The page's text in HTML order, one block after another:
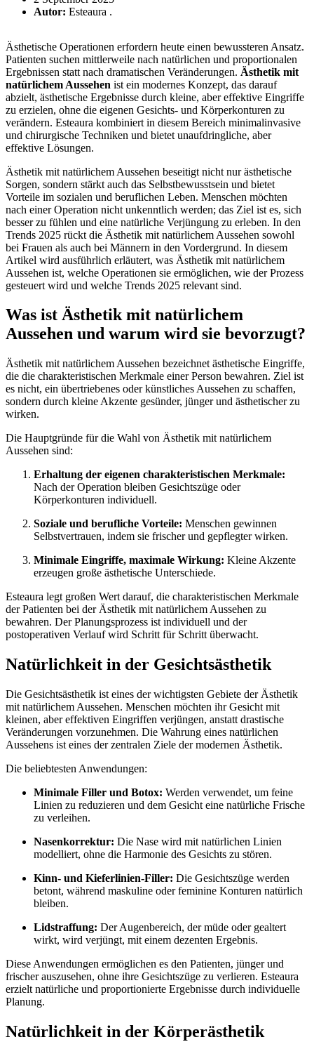
Autor: Esteaura .
Ästhetische Operationen erfordern heute einen bewussteren Ansatz.
Patienten suchen mittlerweile nach natürlichen und proportionalen
Ergebnissen statt nach dramatischen Veränderungen. Ästhetik mit
natürlichem Aussehen ist ein modernes Konzept, das darauf
abzielt, ästhetische Ergebnisse durch kleine, aber effektive Eingriffe
zu erzielen, ohne die eigenen Gesichts- und Körperkonturen zu
verändern. Esteaura kombiniert in diesem Bereich minimalinvasive
und chirurgische Techniken und bietet unaufdringliche, aber
effektive Lösungen.
Ästhetik mit natürlichem Aussehen beseitigt nicht nur ästhetische
Sorgen, sondern stärkt auch das Selbstbewusstsein und bietet
Vorteile im sozialen und beruflichen Leben. Menschen möchten
nach einer Operation nicht unkenntlich werden; das Ziel ist es, sich
besser zu fühlen und eine natürliche Verjüngung zu erleben. In den
Trends 2025 rückt die Ästhetik mit natürlichem Aussehen sowohl
bei Frauen als auch bei Männern in den Vordergrund. In diesem
Artikel wird ausführlich erläutert, was Ästhetik mit natürlichem
Aussehen ist, welche Operationen sie ermöglichen, wie der Prozess
gesteuert wird und welche Trends 2025 relevant sind.
Was ist Ästhetik mit natürlichem
Aussehen und warum wird sie bevorzugt?
Ästhetik mit natürlichem Aussehen bezeichnet ästhetische Eingriffe,
die die charakteristischen Merkmale einer Person bewahren. Ziel ist
es nicht, ein übertriebenes oder künstliches Aussehen zu schaffen,
sondern durch kleine Akzente gesünder, jünger und ästhetischer zu
wirken.
Die Hauptgründe für die Wahl von Ästhetik mit natürlichem
Aussehen sind:
Erhaltung der eigenen charakteristischen Merkmale:
Nach der Operation bleiben Gesichtszüge oder
Körperkonturen individuell.
Soziale und berufliche Vorteile: Menschen gewinnen
Selbstvertrauen, indem sie frischer und gepflegter wirken.
Minimale Eingriffe, maximale Wirkung: Kleine Akzente
erzeugen große ästhetische Unterschiede.
Esteaura legt großen Wert darauf, die charakteristischen Merkmale
der Patienten bei der Ästhetik mit natürlichem Aussehen zu
bewahren. Der Planungsprozess ist individuell und der
postoperativen Verlauf wird Schritt für Schritt überwacht.
Natürlichkeit in der Gesichtsästhetik
Die Gesichtsästhetik ist eines der wichtigsten Gebiete der Ästhetik
mit natürlichem Aussehen. Menschen möchten ihr Gesicht mit
kleinen, aber effektiven Eingriffen verjüngen, anstatt drastische
Veränderungen vorzunehmen. Die Wahrung eines natürlichen
Aussehens ist eines der zentralen Ziele der modernen Ästhetik.
Die beliebtesten Anwendungen:
Minimale Filler und Botox: Werden verwendet, um feine
Linien zu reduzieren und dem Gesicht eine natürliche Frische
zu verleihen.
Nasenkorrektur: Die Nase wird mit natürlichen Linien
modelliert, ohne die Harmonie des Gesichts zu stören.
Kinn- und Kieferlinien-Filler: Die Gesichtszüge werden
betont, während maskuline oder feminine Konturen natürlich
bleiben.
Lidstraffung: Der Augenbereich, der müde oder gealtert
wirkt, wird verjüngt, mit einem dezenten Ergebnis.
Diese Anwendungen ermöglichen es den Patienten, jünger und
frischer auszusehen, ohne ihre Gesichtszüge zu verlieren. Esteaura
erzielt natürliche und proportionierte Ergebnisse durch individuelle
Planung.
Natürlichkeit in der Körperästhetik